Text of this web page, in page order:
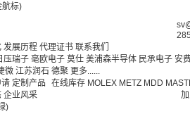
航标)
)
发展历程 代理证书 联系我们
压瑞子 毫欧电子 莫仕 美浦森半导体 民承电子 安
微 江苏润石 德聚 更多......
定制产品 在线库存 MOLEX METZ MDD
企业风采